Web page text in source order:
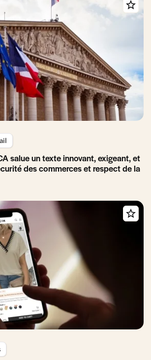
salue un texte innovant, exigeant, et
des commerces et respect de la